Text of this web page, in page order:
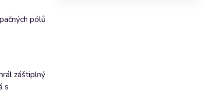
pólů
záštiplný
s